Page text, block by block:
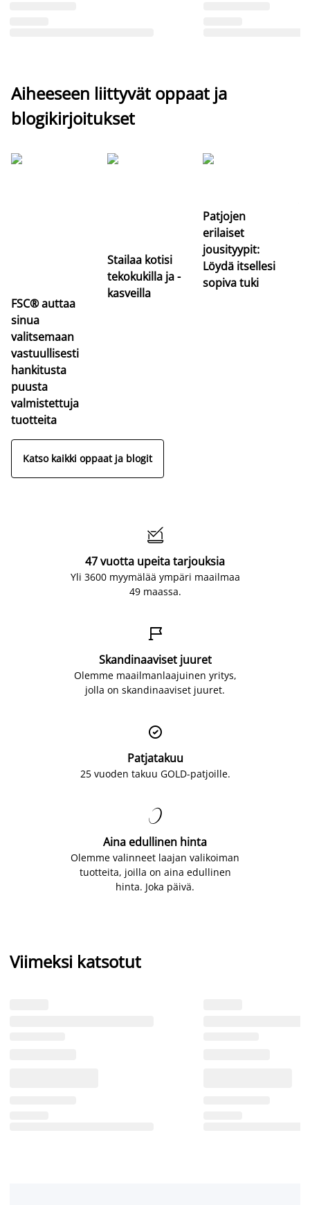
Aiheeseen liittyvät oppaat ja
blogikirjoitukset
FSC® auttaa
sinua
valitsemaan
vastuullisesti
hankitusta
puusta
valmistettuja
tuotteita
Stailaa kotisi
tekokukilla ja -
kasveilla
Patjojen
erilaiset
jousityypit:
Löydä itsellesi
sopiva tuki
Katso kaikki oppaat ja blogit

47 vuotta upeita tarjouksia
Yli 3600 myymälää ympäri maailmaa
49 maassa.

Skandinaaviset juuret
Olemme maailmanlaajuinen yritys,
jolla on skandinaaviset juuret.

Patjatakuu
25 vuoden takuu GOLD-patjoille.

Aina edullinen hinta
Olemme valinneet laajan valikoiman
tuotteita, joilla on aina edullinen
hinta. Joka päivä.
Viimeksi katsotut